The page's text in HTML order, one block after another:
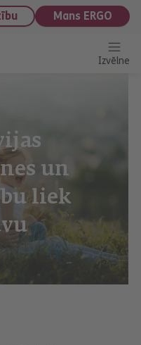
Mans ERGO
Izvēlne
un
liek